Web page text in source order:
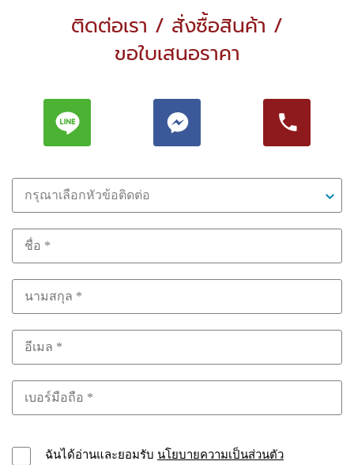
ติดต่อเรา / สั่งซื้อสินค้า /
ขอใบเสนอราคา
กรุณาเลือกหัวข้อติดต่อ
ฉันได้อ่านและยอมรับ นโยบายความเป็นส่วนตัว